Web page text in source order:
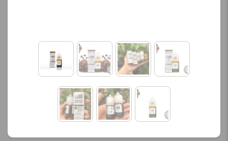
افزودن به سبد خرید
ک
افزودن به سبد خرید